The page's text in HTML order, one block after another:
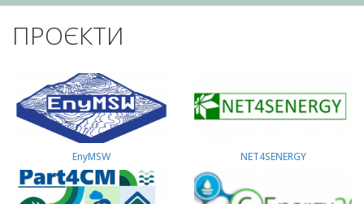
ПРОЄКТИ
EnyMSW NET4SENERGY